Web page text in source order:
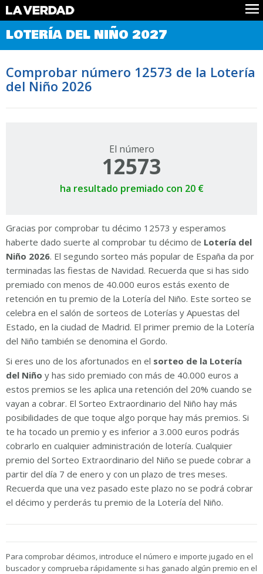
Comprobar Loteria del Niño
Premios
Noticias
Datos
Historia
LOTERÍA DEL NIÑO 2027
Comprobar número 12573 de la Lotería
del Niño 2026
El número
12573
ha resultado premiado con 20 €
Gracias por comprobar tu décimo 12573 y esperamos
haberte dado suerte al comprobar tu décimo de Lotería del
Niño 2026. El segundo sorteo más popular de España da por
terminadas las fiestas de Navidad. Recuerda que si has sido
premiado con menos de 40.000 euros estás exento de
retención en tu premio de la Lotería del Niño. Este sorteo se
celebra en el salón de sorteos de Loterías y Apuestas del
Estado, en la ciudad de Madrid. El primer premio de la Lotería
del Niño también se denomina el Gordo.
Si eres uno de los afortunados en el sorteo de la Lotería
del Niño y has sido premiado con más de 40.000 euros a
estos premios se les aplica una retención del 20% cuando se
vayan a cobrar. El Sorteo Extraordinario del Niño hay más
posibilidades de que toque algo porque hay más premios. Si
te ha tocado un premio y es inferior a 3.000 euros podrás
cobrarlo en cualquier administración de lotería. Cualquier
premio del Sorteo Extraordinario del Niño se puede cobrar a
partir del día 7 de enero y con un plazo de tres meses.
Recuerda que una vez pasado este plazo no se podrá cobrar
el décimo y perderás tu premio de la Lotería del Niño.
Para comprobar décimos, introduce el número e importe jugado en el
buscador y comprueba rápidamente si has ganado algún premio en el